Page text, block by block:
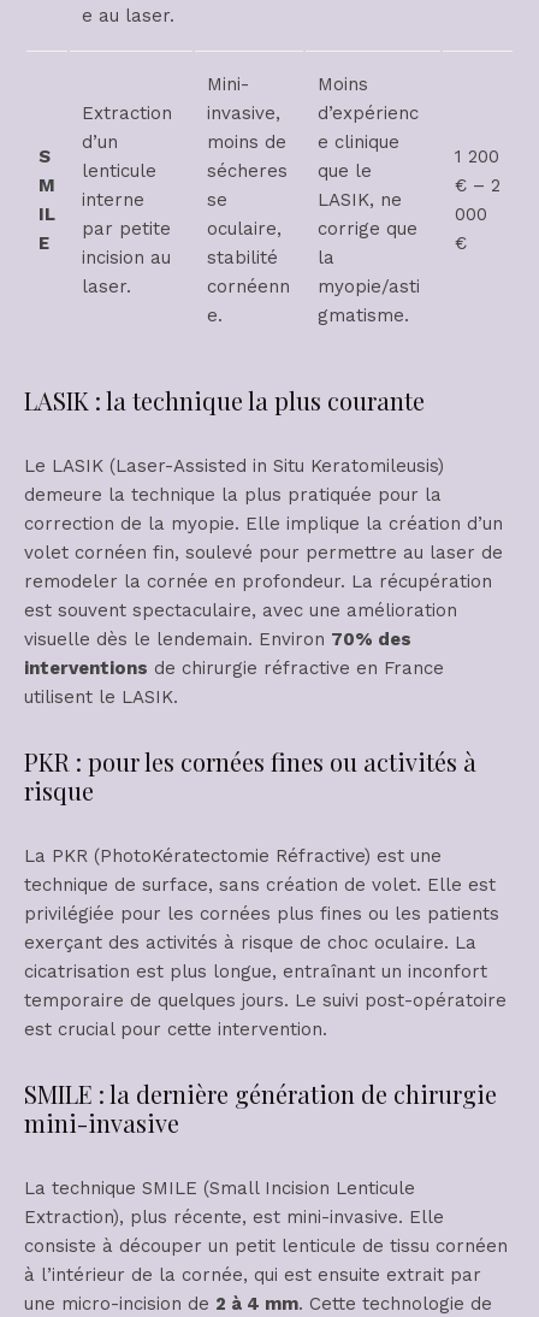
e au laser.
S
M
IL
E
Extraction
d’un
lenticule
interne
par petite
incision au
laser.
Mini-
invasive,
moins de
sécheres
se
oculaire,
stabilité
cornéenn
e.
Moins
d’expérienc
e clinique
que le
LASIK, ne
corrige que
la
myopie/asti
gmatisme.
1 200
€ – 2
000
€
LASIK : la technique la plus courante
Le LASIK (Laser-Assisted in Situ Keratomileusis)
demeure la technique la plus pratiquée pour la
correction de la myopie. Elle implique la création d’un
volet cornéen fin, soulevé pour permettre au laser de
remodeler la cornée en profondeur. La récupération
est souvent spectaculaire, avec une amélioration
visuelle dès le lendemain. Environ 70% des
interventions de chirurgie réfractive en France
utilisent le LASIK.
PKR : pour les cornées fines ou activités à
risque
La PKR (PhotoKératectomie Réfractive) est une
technique de surface, sans création de volet. Elle est
privilégiée pour les cornées plus fines ou les patients
exerçant des activités à risque de choc oculaire. La
cicatrisation est plus longue, entraînant un inconfort
temporaire de quelques jours. Le suivi post-opératoire
est crucial pour cette intervention.
SMILE : la dernière génération de chirurgie
mini-invasive
La technique SMILE (Small Incision Lenticule
Extraction), plus récente, est mini-invasive. Elle
consiste à découper un petit lenticule de tissu cornéen
à l’intérieur de la cornée, qui est ensuite extrait par
une micro-incision de 2 à 4 mm. Cette technologie de